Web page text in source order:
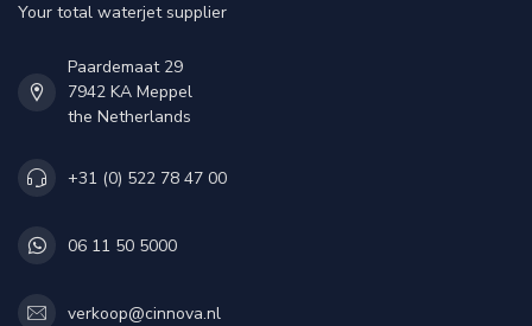
Your total waterjet supplier
Paardemaat 29
7942 KA Meppel
the Netherlands
+31 (0) 522 78 47 00
06 11 50 5000
verkoop@cinnova.nl